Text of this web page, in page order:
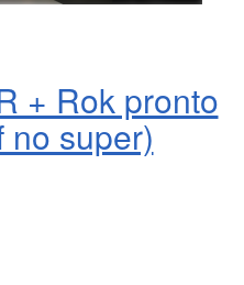
+ Rok pronto
no super)